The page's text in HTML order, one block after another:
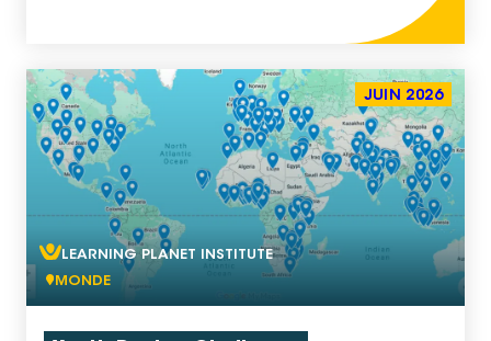
JUIN 2026
LEARNING PLANET INSTITUTE
MONDE